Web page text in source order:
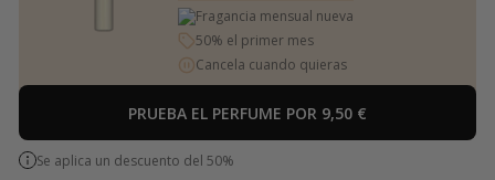
Fragancia mensual nueva
50% el primer mes
Cancela cuando quieras
PRUEBA EL PERFUME POR 9,50 €
Se aplica un descuento del 50%